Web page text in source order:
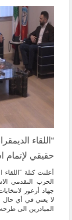
“اللقاء
حقيقي لإتمام
أعلنت كتلة
الحزب التقدمي
جهاد أزعور
لا يعني في أي
المبادرين الى